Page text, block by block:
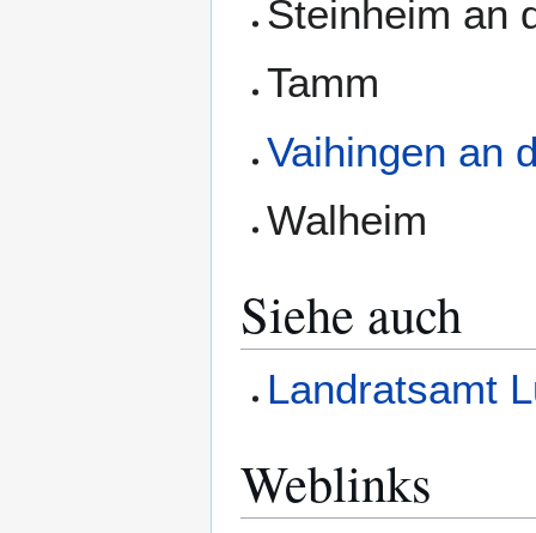
Steinheim an
Tamm
Vaihingen an
Walheim
Siehe auch
Landratsamt
Weblinks